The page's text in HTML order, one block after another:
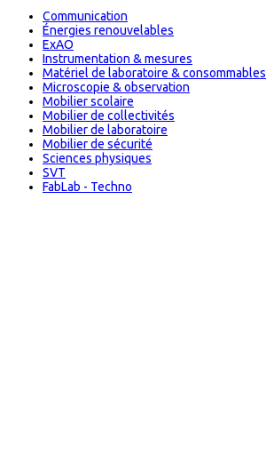
Communication
Énergies renouvelables
ExAO
Instrumentation & mesures
Matériel de laboratoire & consommables
Microscopie & observation
Mobilier scolaire
Mobilier de collectivités
Mobilier de laboratoire
Mobilier de sécurité
Sciences physiques
SVT
FabLab - Techno